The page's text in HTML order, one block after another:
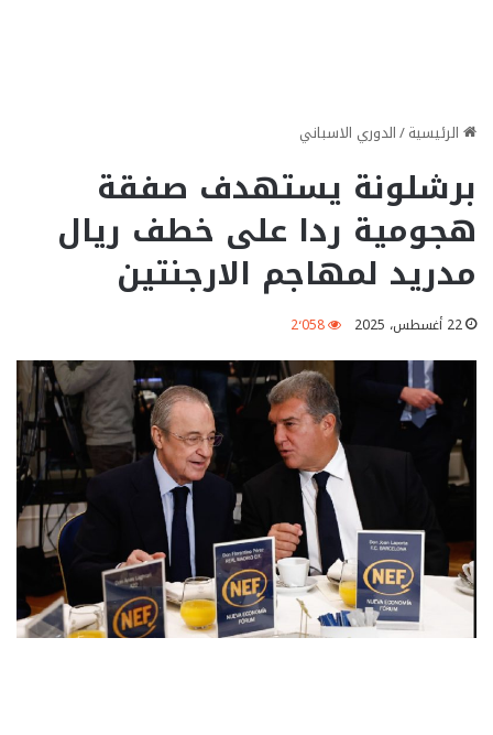
الرئيسية/الدوري الاسباني
برشلونة يستهدف صفقة
هجومية ردا على خطف ريال
مدريد لمهاجم الارجنتين
22 أغسطس، 2025 2٬058